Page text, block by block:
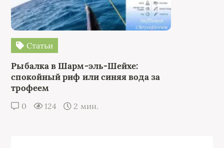
Статьи
Рыбалка в Шарм-эль-Шейхе:
спокойный риф или синяя вода за
трофеем
0 124 2 мин.